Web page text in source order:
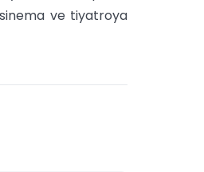
ve tiyatroya